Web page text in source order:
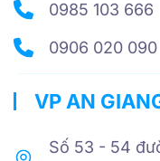
0985 103 666
0906 020 090
VP AN
Số 53 - 54